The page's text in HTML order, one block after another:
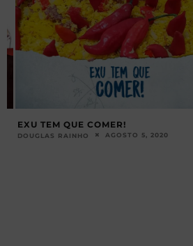
EXU TEM QUE COMER!
DOUGLAS RAINHO AGOSTO 5, 2020